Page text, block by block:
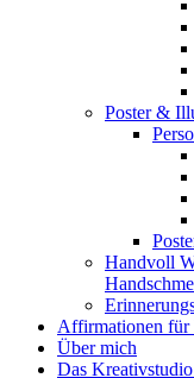
Poster &
Handvoll
Affirmationen für
Über mich
Das